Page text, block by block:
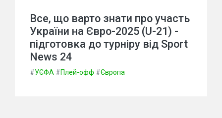
Все, що варто знати про участь
України на Євро-2025 (U-21) -
підготовка до турніру від Sport
News 24
#УЄФА #Плей-офф #Європа